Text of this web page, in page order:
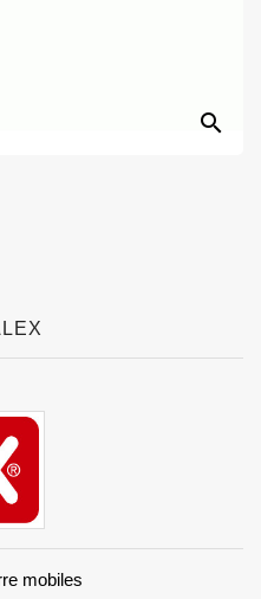
search
mobiles